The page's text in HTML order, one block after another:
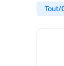
Tout/